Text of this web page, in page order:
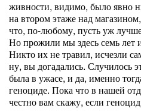
живности, видимо, было явно
на втором этаже над
что, по-любому, пусть уж
Но прожили мы здесь семь лет
Никто их не травил, исчезли
ну, вы догадались. Случилось
была в ужасе, и да, именно
геноциде. Пока что в нашей
честно вам скажу, если